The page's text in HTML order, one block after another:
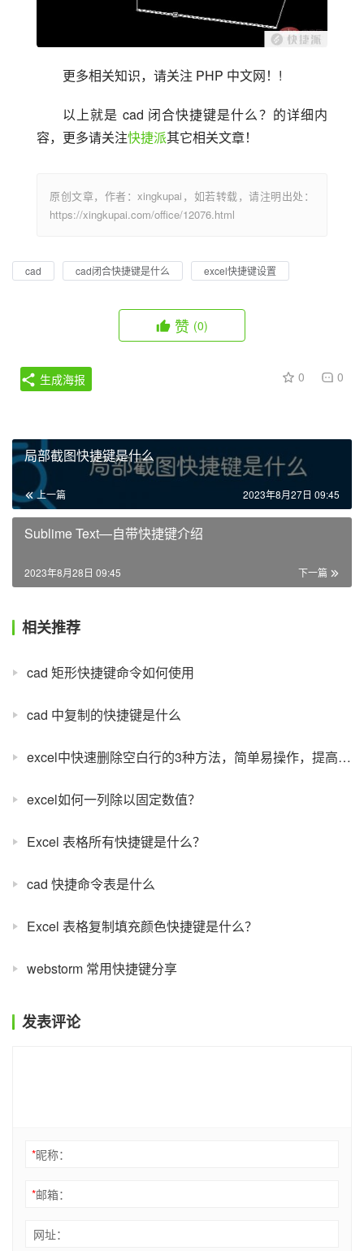
更多相关知识，请关注 PHP 中文网！!
以上就是 cad 闭合快捷键是什么？的详细内
容，更多请关注快捷派其它相关文章！
原创文章，作者：xingkupai，如若转载，请注明出处：
https://xingkupai.com/office/12076.html
cad cad闭合快捷键是什么 excel快捷键设置
赞 (0)
0 0
生成海报
局部截图快捷键是什么
上一篇 2023年8月27日 09:45
Sublime Text—自带快捷键介绍
下一篇
2023年8月28日 09:45
相关推荐
cad 矩形快捷键命令如何使用
cad 中复制的快捷键是什么
excel中快速删除空白行的3种方法，简单易操作，提高工作效率
excel如何一列除以固定数值？
Excel 表格所有快捷键是什么？
cad 快捷命令表是什么
Excel 表格复制填充颜色快捷键是什么？
webstorm 常用快捷键分享
发表评论
*昵称：
*邮箱：
网址：